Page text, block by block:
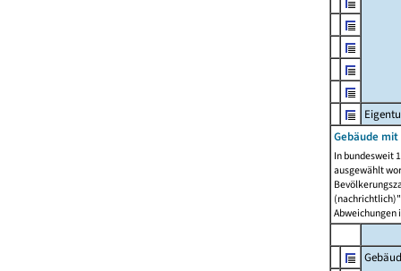
Gebäude
In bundesweit
ausgewählt
Abweichungen